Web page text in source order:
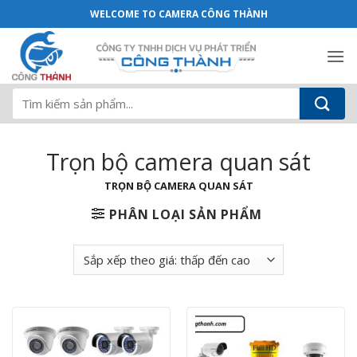
qua
dung
Trọn bộ camera quan sát - Camera
WELCOME TO CAMERA CÔNG THÀNH
Tìm
kiếm:
Trọn bộ camera quan sát
TRỌN BỘ CAMERA QUAN SÁT
PHÂN LOẠI SẢN PHẨM